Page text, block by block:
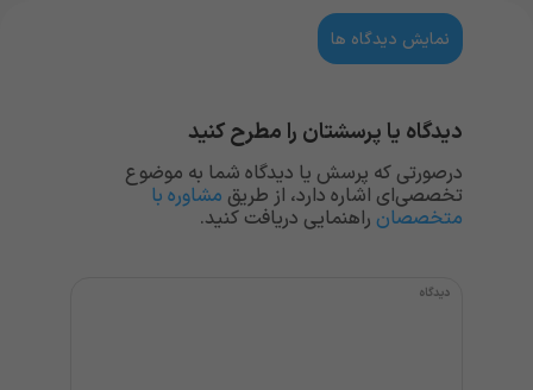
نمایش دیدگاه ها
دیدگاه یا پرسشتان را مطرح کنید
درصورتی که پرسش یا دیدگاه شما به موضوع
تخصصی‌ای اشاره دارد، از طریق مشاوره با
متخصصان راهنمایی دریافت کنید.